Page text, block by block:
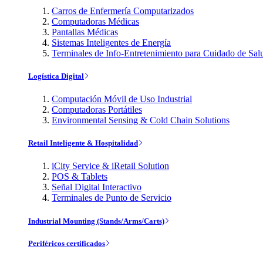
Carros de Enfermería Computarizados
Computadoras Médicas
Pantallas Médicas
Sistemas Inteligentes de Energía
Terminales de Info-Entretenimiento para Cuidado de
Logística Digital
Computación Móvil de Uso Industrial
Computadoras Portátiles
Environmental Sensing & Cold Chain Solutions
Retail Inteligente & Hospitalidad
iCity Service & iRetail Solution
POS & Tablets
Señal Digital Interactivo
Terminales de Punto de Servicio
Industrial Mounting (Stands/Arms/Carts)
Periféricos certificados